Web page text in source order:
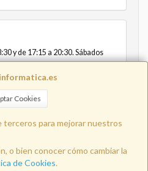
Cookies
terceros para mejorar nuestros
o bien conocer cómo cambiar la
de Cookies.
y de 17:15 a 20:30. Sábados
625
91